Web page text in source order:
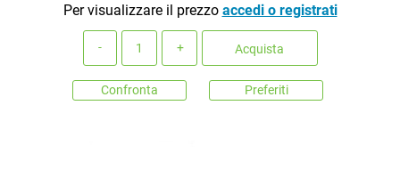
Per visualizzare il prezzo accedi o registrati
Acquista
Confronta Preferiti